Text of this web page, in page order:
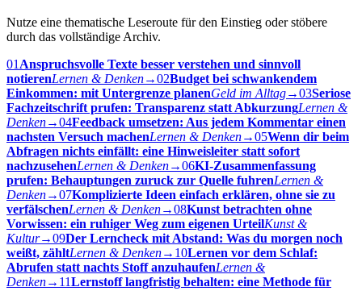
Nutze eine thematische Leseroute für den Einstieg oder stöbere
durch das vollständige Archiv.
01 Anspruchsvolle Texte besser verstehen und sinnvoll
notierenLernen & Denken→02Budget bei schwankendem
Einkommen: mit Untergrenze planenGeld im Alltag→03Seriose
Fachzeitschrift prufen: Transparenz statt AbkurzungLernen &
Denken→04Feedback umsetzen: Aus jedem Kommentar einen
nachsten Versuch machenLernen & Denken→05Wenn dir beim
Abfragen nichts einfällt: eine Hinweisleiter statt sofort
nachzusehenLernen & Denken→06KI-Zusammenfassung
prufen: Behauptungen zuruck zur Quelle fuhrenLernen &
Denken→07Komplizierte Ideen einfach erklären, ohne sie zu
verfälschenLernen & Denken→08Kunst betrachten ohne
Vorwissen: ein ruhiger Weg zum eigenen UrteilKunst &
Kultur→09Der Lerncheck mit Abstand: Was du morgen noch
weißt, zähltLernen & Denken→ 10Lernen vor dem Schlaf:
Abrufen statt nachts Stoff anzuhaufenLernen &
Denken→ 11Lernstoff langfristig behalten: eine Methode für